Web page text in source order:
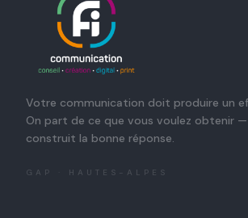
Votre communication doit produire un
On part de ce que vous voulez obtenir
construit la bonne réponse.
GAP · HAUTES-ALPES